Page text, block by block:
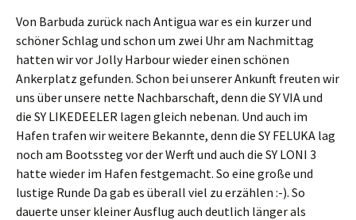
Von Barbuda zurück nach Antigua war es ein kurzer und
schöner Schlag und schon um zwei Uhr am Nachmittag
hatten wir vor Jolly Harbour wieder einen schönen
Ankerplatz gefunden. Schon bei unserer Ankunft freuten wir
uns über unsere nette Nachbarschaft, denn die SY VIA und
die SY LIKEDEELER lagen gleich nebenan. Und auch im
Hafen trafen wir weitere Bekannte, denn die SY FELUKA lag
noch am Bootssteg vor der Werft und auch die SY LONI 3
hatte wieder im Hafen festgemacht. So eine große und
lustige Runde Da gab es überall viel zu erzählen :-). So
dauerte unser kleiner Ausflug auch deutlich länger als